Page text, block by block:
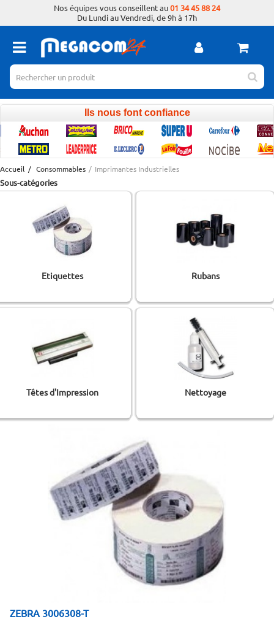
Nos équipes vous conseillent au01 34 45 88 24
Du Lundi au Vendredi, de 9h à 17h
Ils nous font confiance
Accueil / Consommables / Imprimantes Industrielles
Sous-catégories
Etiquettes Rubans
Têtes d'Impression Nettoyage
ZEBRA 3006308-T